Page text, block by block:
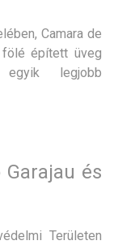
Camara de
épített üveg
egyik legjobb
és
Területen